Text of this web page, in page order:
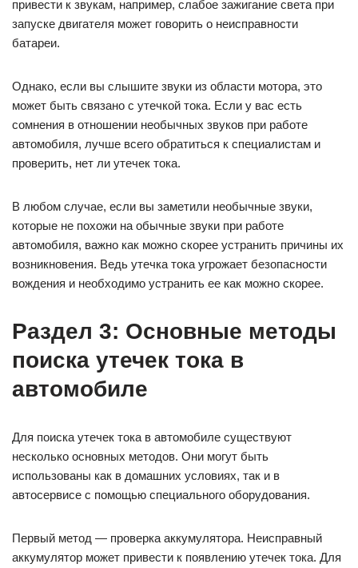
привести к звукам, например, слабое зажигание света при
запуске двигателя может говорить о неисправности
батареи.
Однако, если вы слышите звуки из области мотора, это
может быть связано с утечкой тока. Если у вас есть
сомнения в отношении необычных звуков при работе
автомобиля, лучше всего обратиться к специалистам и
проверить, нет ли утечек тока.
В любом случае, если вы заметили необычные звуки,
которые не похожи на обычные звуки при работе
автомобиля, важно как можно скорее устранить причины их
возникновения. Ведь утечка тока угрожает безопасности
вождения и необходимо устранить ее как можно скорее.
Раздел 3: Основные методы
поиска утечек тока в
автомобиле
Для поиска утечек тока в автомобиле существуют
несколько основных методов. Они могут быть
использованы как в домашних условиях, так и в
автосервисе с помощью специального оборудования.
Первый метод — проверка аккумулятора. Неисправный
аккумулятор может привести к появлению утечек тока. Для